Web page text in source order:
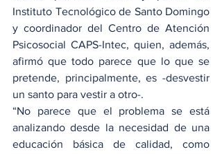
Instituto Tecnológico de Santo Domingo
y coordinador del Centro de Atención
Psicosocial CAPS-Intec, quien, además,
afirmó que todo parece que lo que se
pretende, principalmente, es -desvestir
un santo para vestir a otro-.
“No parece que el problema se está
analizando desde la necesidad de una
educación básica de calidad, como